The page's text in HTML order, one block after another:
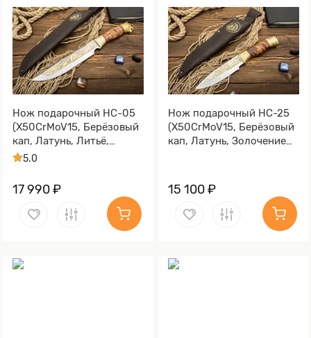
Нож подарочный НС-05
(X50CrMoV15, Берёзовый
кап, Латунь, Литьё,
Золочение клинка гарды
5.0
17 990 ₽
Нож подарочный НС-25
(X50CrMoV15, Берёзовый
кап, Латунь, Золочение
15 100 ₽